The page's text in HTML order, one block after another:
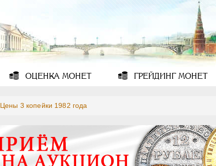
ОЦЕНКА МОНЕТ ГРЕЙДИНГМОНЕТ
Цены 3 копейки 1982 года